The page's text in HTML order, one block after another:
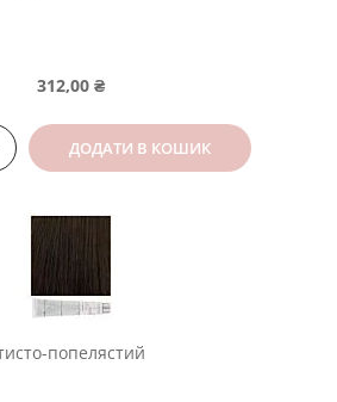
312,00 ₴
ДОДАТИ В КОШИК
попелястий